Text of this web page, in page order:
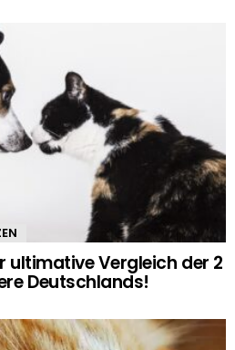
ultimative Vergleich der 2
Deutschlands!